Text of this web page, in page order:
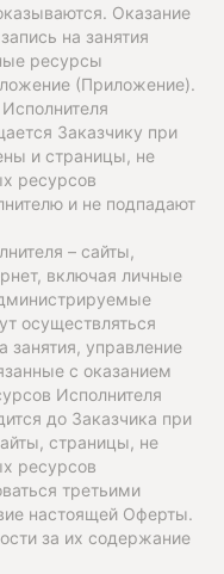
Оказание
на занятия
ресурсы
(Приложение).
Заказчику при
и страницы, не
ресурсов
и не подпадают
– сайты,
включая личные
осуществляться
занятия, управление
с оказанием
Исполнителя
до Заказчика при
страницы, не
ресурсов
третьими
настоящей Оферты.
за их содержание